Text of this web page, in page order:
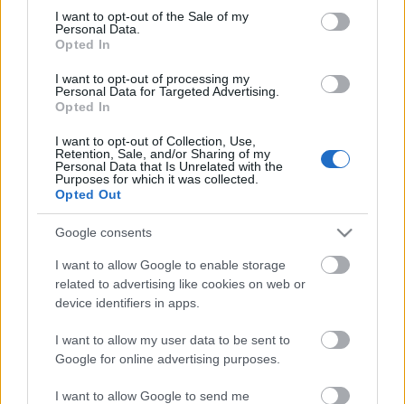
consent section.
I want to opt-out of the Sale of my
Personal Data.
Opted In
I want to opt-out of processing my
Personal Data for Targeted Advertising.
Opted In
I want to opt-out of Collection, Use,
Retention, Sale, and/or Sharing of my
Personal Data that Is Unrelated with the
Purposes for which it was collected.
Opted Out
Google consents
I want to allow Google to enable storage
related to advertising like cookies on web or
device identifiers in apps.
I want to allow my user data to be sent to
Google for online advertising purposes.
I want to allow Google to send me
másodfokúra csökken a riasztás
HIRDETÉS
Paks II.: Mit jelent az 5. blokk új
mérföldköve a felülvizsgálat
árnyékában?